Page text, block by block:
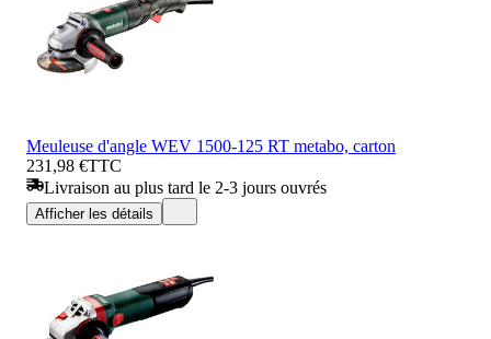
Meuleuse d'angle WEV 1500-125 RT metabo, carton
231,98 €TTC
Livraison au plus tard le 2-3 jours ouvrés
Afficher les détails